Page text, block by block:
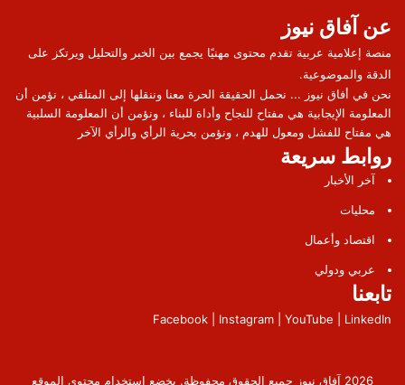
عن آفاق نيوز
منصة إعلامية عربية تقدم محتوى مهنيًا يجمع بين الخبر والتحليل ويرتكز على
الدقة والموضوعية.
نحن في أفاق نيوز ... نحمل الحقيقة الحرة معنا وننقلها إلى المتلقي ، نؤمن أن
المعلومة الإيجابية هي مفتاح للنجاح وأداة للبناء ، ونؤمن أن المعلومة السلبية
هي مفتاح للفشل ومعول للهدم ، ونؤمن بحرية الرأي والرأي الآخر
روابط سريعة
آخر الأخبار
محليات
اقتصاد وأعمال
عربي ودولي
تابعنا
Facebook | Instagram | YouTube | LinkedIn
2026 آفاق نيوز جميع الحقوق محفوظة. يخضع استخدام محتوى الموقع